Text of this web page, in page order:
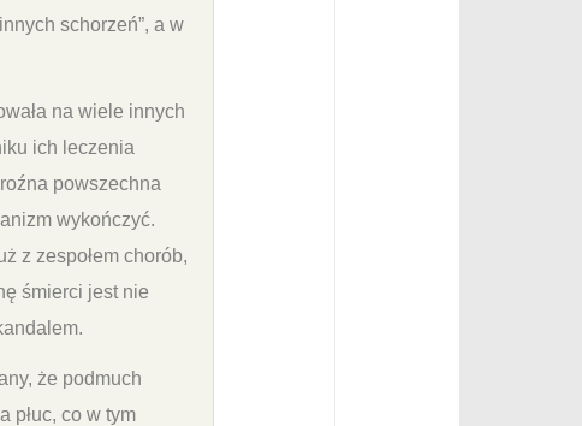
schorzeń”, a w
na wiele innych
ich leczenia
powszechna
wykończyć.
z zespołem chorób,
śmierci jest nie
że podmuch
płuc, co w tym